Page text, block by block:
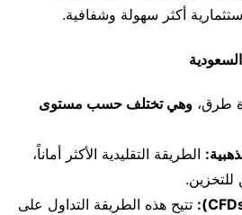
أكثر سهولة وشفافية.
طرق، وهي تختلف حسب مستوى
الطريقة التقليدية الأكثر أماناً،
للتخزين.
تتيح هذه الطريقة التداول على